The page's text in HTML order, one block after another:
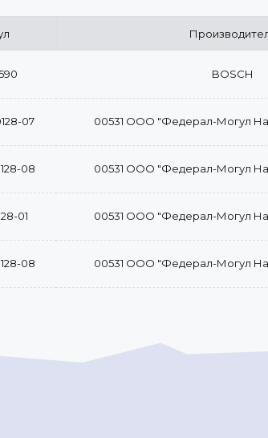
BOSCH
07 00531 ООО "Федерал-Могул
08 00531 ООО "Федерал-Могул
01 00531 ООО "Федерал-Могул
08 00531 ООО "Федерал-Могул